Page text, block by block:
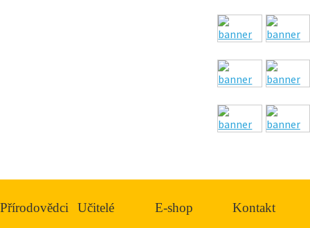
Přírodovědci Učitelé E-shop Kontakt